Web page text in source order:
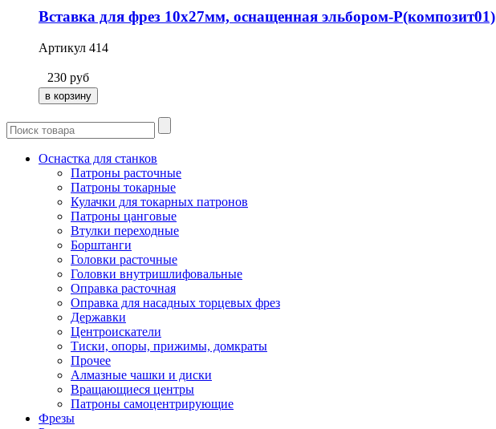
Вставка для фрез 10х27мм, оснащенная эльбором-Р(композит01)
Артикул 414
230 руб
Оснастка для станков
Патроны расточные
Патроны токарные
Кулачки для токарных патронов
Патроны цанговые
Втулки переходные
Борштанги
Головки расточные
Головки внутришлифовальные
Оправка расточная
Оправка для насадных торцевых фрез
Державки
Центроискатели
Тиски, опоры, прижимы, домкраты
Прочее
Алмазные чашки и диски
Вращающиеся центры
Патроны самоцентрирующие
Фрезы